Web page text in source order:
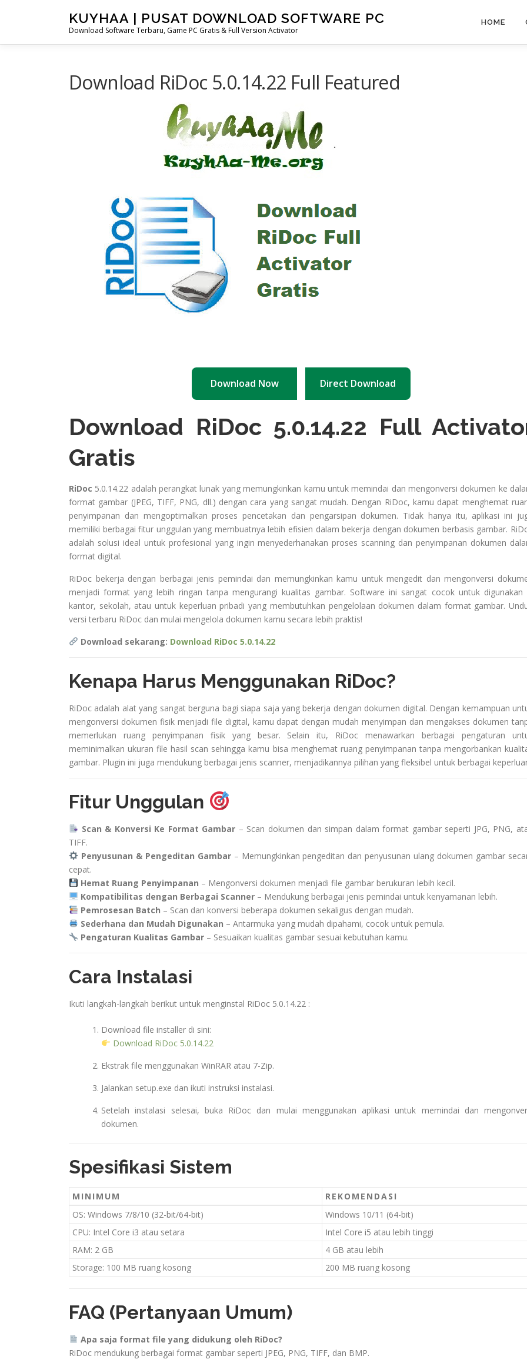
KUYHAA | PUSAT DOWNLOAD SOFTWARE PC
Download Software Terbaru, Game PC Gratis & Full Version Activator
HOME
Download RiDoc 5.0.14.22 Full Featured
Download Now Direct Download
Download RiDoc 5.0.14.22 Full
Gratis
RiDoc 5.0.14.22 adalah perangkat lunak yang memungkinkan kamu untuk memindai dan mengonversi dokumen ke
format gambar (JPEG, TIFF, PNG, dll.) dengan cara yang sangat mudah. Dengan RiDoc, kamu dapat menghemat
penyimpanan dan mengoptimalkan proses pencetakan dan pengarsipan dokumen. Tidak hanya itu, aplikasi ini
memiliki berbagai fitur unggulan yang membuatnya lebih efisien dalam bekerja dengan dokumen berbasis gambar.
adalah solusi ideal untuk profesional yang ingin menyederhanakan proses scanning dan penyimpanan dokumen
format digital.
RiDoc bekerja dengan berbagai jenis pemindai dan memungkinkan kamu untuk mengedit dan mengonversi
menjadi format yang lebih ringan tanpa mengurangi kualitas gambar. Software ini sangat cocok untuk digunakan
kantor, sekolah, atau untuk keperluan pribadi yang membutuhkan pengelolaan dokumen dalam format gambar.
versi terbaru RiDoc dan mulai mengelola dokumen kamu secara lebih praktis!
Download sekarang: Download RiDoc 5.0.14.22
Kenapa Harus Menggunakan RiDoc?
RiDoc adalah alat yang sangat berguna bagi siapa saja yang bekerja dengan dokumen digital. Dengan kemampuan
mengonversi dokumen fisik menjadi file digital, kamu dapat dengan mudah menyimpan dan mengakses dokumen
memerlukan ruang penyimpanan fisik yang besar. Selain itu, RiDoc menawarkan berbagai pengaturan
meminimalkan ukuran file hasil scan sehingga kamu bisa menghemat ruang penyimpanan tanpa mengorbankan
gambar. Plugin ini juga mendukung berbagai jenis scanner, menjadikannya pilihan yang fleksibel untuk berbagai
Fitur Unggulan
Scan & Konversi Ke Format Gambar – Scan dokumen dan simpan dalam format gambar seperti JPG, PNG,
TIFF.
Penyusunan & Pengeditan Gambar– Memungkinkan pengeditan dan penyusunan ulang dokumen gambar
cepat.
Hemat Ruang Penyimpanan – Mengonversi dokumen menjadi file gambar berukuran lebih kecil.
Kompatibilitas dengan Berbagai Scanner– Mendukung berbagai jenis pemindai untuk kenyamanan lebih.
Pemrosesan Batch – Scan dan konversi beberapa dokumen sekaligus dengan mudah.
Sederhana dan Mudah Digunakan – Antarmuka yang mudah dipahami, cocok untuk pemula.
Pengaturan Kualitas Gambar– Sesuaikan kualitas gambar sesuai kebutuhan kamu.
Cara Instalasi
Ikuti langkah-langkah berikut untuk menginstal RiDoc 5.0.14.22 :
Download file installer di sini:
Download RiDoc 5.0.14.22
Ekstrak file menggunakan WinRAR atau 7-Zip.
Jalankan setup.exe dan ikuti instruksi instalasi.
Setelah instalasi selesai, buka RiDoc dan mulai menggunakan aplikasi untuk memindai dan
dokumen.
Spesifikasi Sistem
MINIMUM
REKOMENDASI
OS: Windows 7/8/10 (32-bit/64-bit)
Windows 10/11 (64-bit)
CPU: Intel Core i3 atau setara
Intel Core i5 atau lebih tinggi
RAM: 2 GB
4 GB atau lebih
Storage: 100 MB ruang kosong
200 MB ruang kosong
FAQ (Pertanyaan Umum)
Apa saja format file yang didukung oleh RiDoc?
RiDoc mendukung berbagai format gambar seperti JPEG, PNG, TIFF, dan BMP.